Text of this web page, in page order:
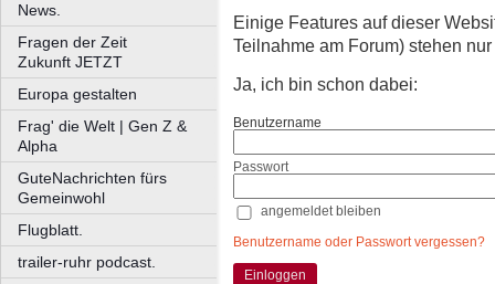
News.
Fragen der Zeit
Zukunft JETZT
Europa gestalten
Frag' die Welt | Gen Z &
Alpha
GuteNachrichten fürs
Gemeinwohl
Flugblatt.
trailer-ruhr podcast.
Einige Features auf dieser
Teilnahme am Forum) stehen
Ja, ich bin schon dabei:
Benutzername
Passwort
angemeldet bleiben
Benutzername oder Passwort vergessen?
Einloggen